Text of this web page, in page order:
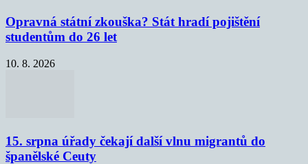
Opravná státní zkouška? Stát hradí pojištění
studentům do 26 let
10. 8. 2026
15. srpna úřady čekají další vlnu migrantů do
španělské Ceuty